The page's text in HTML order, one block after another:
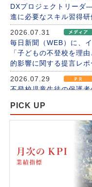
関するお知らせ
2026.07.21
自己株式取得に係る事
お知らせ
2026.07.10
「インソースグループ
AI時代の成長戦略を様々
2026年６月度KPI（業績
組織変更及び人事異動
2026.06.01
2026年５月度KPI（業績
DXプロジェクトリーダ
進に必要なスキル習得
2026.07.31
毎日新聞（WEB）に、
「子どもの不登校を理
的影響に関する提言レ
2026.07.29
不登校児童生徒の保護
地～
不登校問題から考える
に開催 ～東京学芸大学
従業員の離職リスクに
福祉団体支援ブランド
PICK UP